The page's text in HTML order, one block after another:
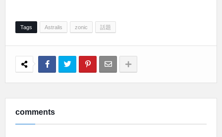
Tags Astralis zonic 話題
comments